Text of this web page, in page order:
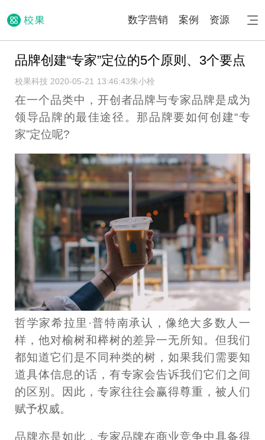
数字营销 案例 资源
品牌创建“专家”定位的5个原则、3个要点
校果科技 2020-05-21 13:46:43朱小栓
在一个品类中，开创者品牌与专家品牌是成为
领导品牌的最佳途径。那品牌要如何创建“专
家”定位呢?
哲学家希拉里·普特南承认，像绝大多数人一
样，他对榆树和榉树的差异一无所知。但我们
都知道它们是不同种类的树，如果我们需要知
道具体信息的话，有专家会告诉我们它们之间
的区别。因此，专家往往会赢得尊重，被人们
赋予权威。
品牌亦是如此，专家品牌在商业竞争中具备得